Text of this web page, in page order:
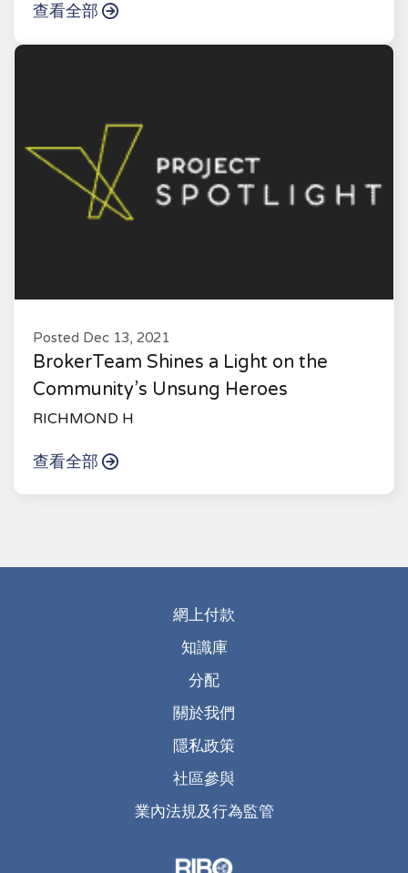
查看全部
Posted Dec 13, 2021
BrokerTeam Shines a Light on the
Community’s Unsung Heroes
RICHMOND H
查看全部
網上付款
知識庫
分配
關於我們
隱私政策
社區參與
業內法規及行為監管